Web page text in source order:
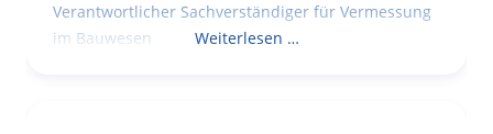
Verantwortlicher Sachverständiger für Vermessung
im Bauwesen
Weiterlesen …